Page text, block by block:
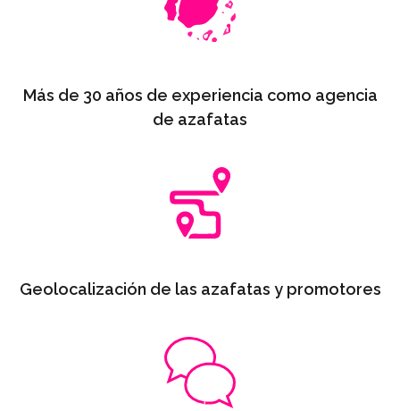
Más de 30 años de experiencia como agencia
de azafatas
Geolocalización de las azafatas y promotores